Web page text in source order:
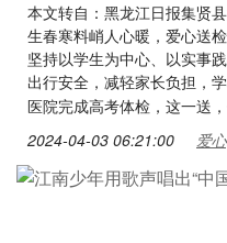
本文转自：黑龙江日报集贤
生春寒料峭人心暖，爱心送
坚持以学生为中心、以实事
出行安全，减轻家长负担，
医院完成高考体检，这一送
2024-04-03 06:21:00 爱